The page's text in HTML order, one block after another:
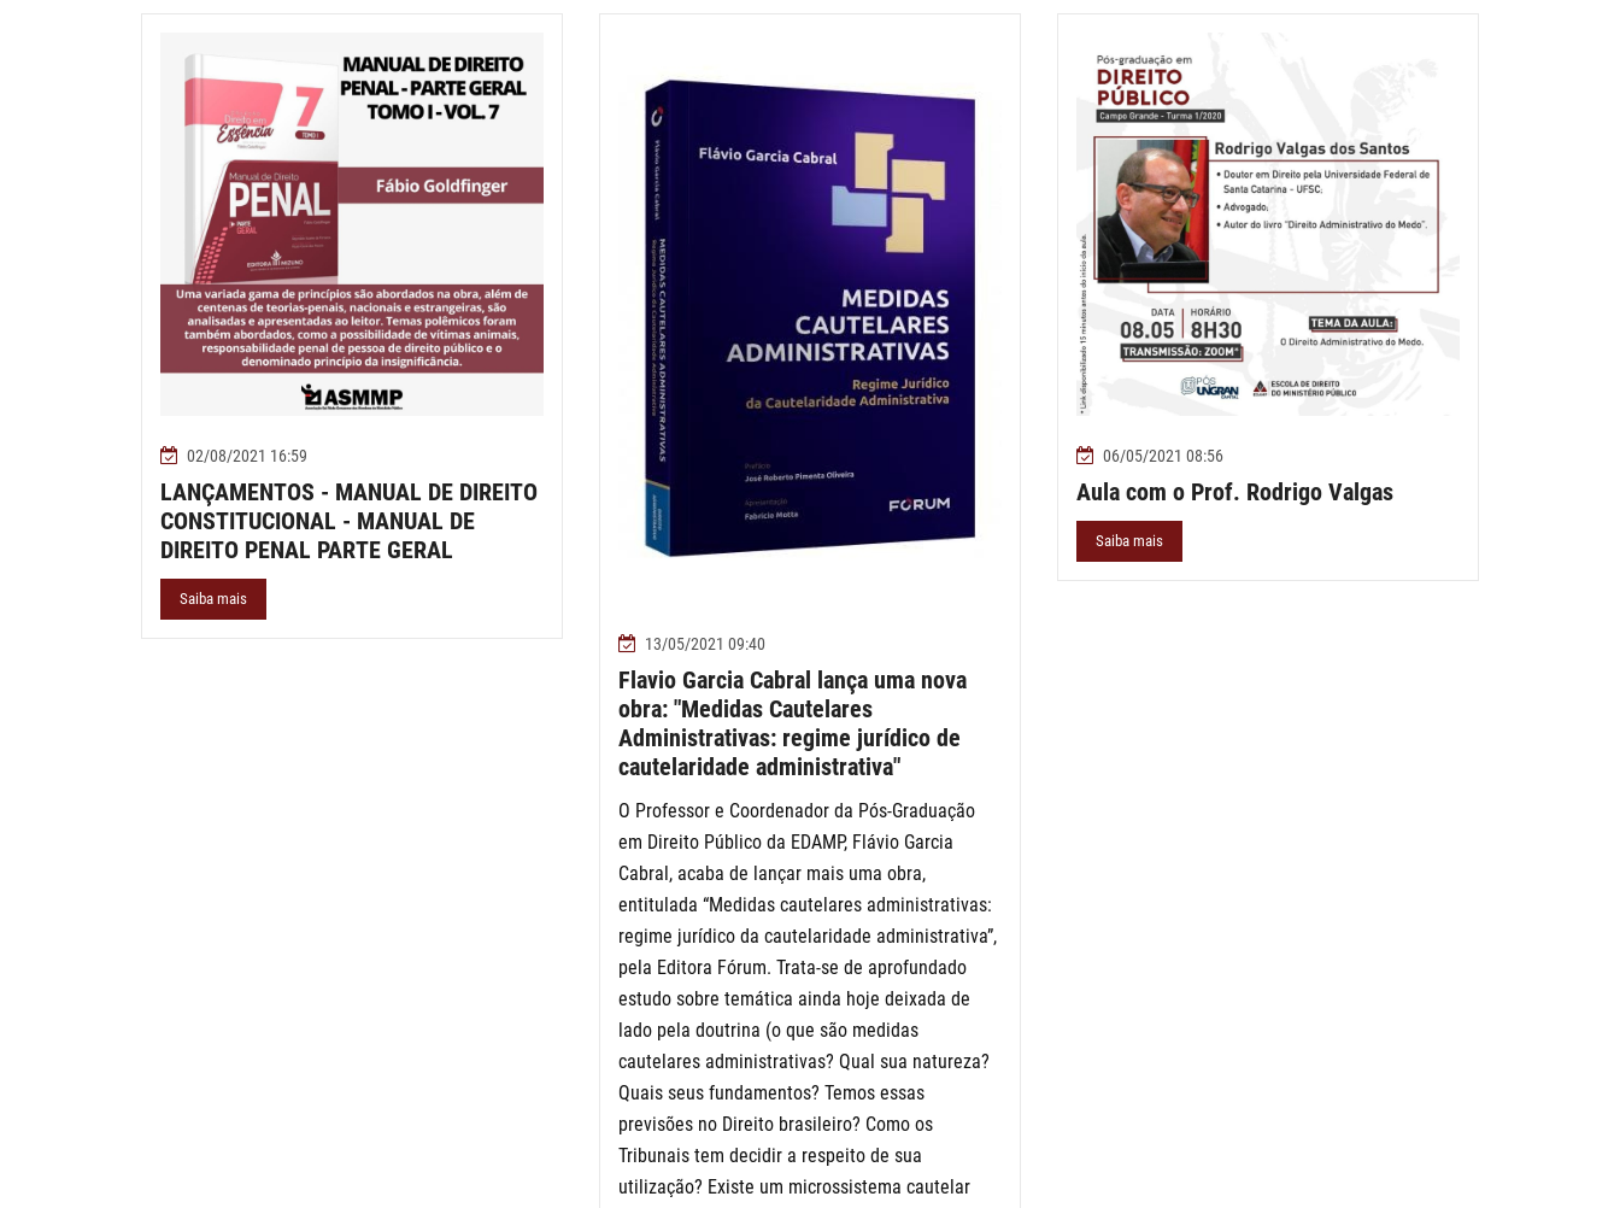
02/08/2021 16:59
LANÇAMENTOS - MANUAL DE DIREITO
CONSTITUCIONAL - MANUAL DE
DIREITO PENAL PARTE GERAL
Saiba mais
13/05/2021 09:40
Flavio Garcia Cabral lança uma nova
obra: "Medidas Cautelares
Administrativas: regime jurídico de
cautelaridade administrativa"
O Professor e Coordenador da Pós-Graduação
em Direito Público da EDAMP, Flávio Garcia
Cabral, acaba de lançar mais uma obra,
entitulada “Medidas cautelares administrativas:
regime jurídico da cautelaridade administrativa”,
pela Editora Fórum. Trata-se de aprofundado
estudo sobre temática ainda hoje deixada de
lado pela doutrina (o que são medidas
cautelares administrativas? Qual sua natureza?
Quais seus fundamentos? Temos essas
previsões no Direito brasileiro? Como os
Tribunais tem decidir a respeito de sua
utilização? Existe um microssistema cautelar
06/05/2021 08:56
Aula com o Prof. Rodrigo Valgas
Saiba mais